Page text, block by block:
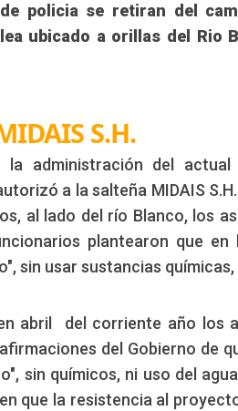
policia se retiran del
ubicado a orillas del Rio
S.H.
la administración del
a la salteña MIDAIS
al lado del río Blanco, los
plantearon que
sin usar sustancias
abril del corriente año los
del Gobierno de
sin químicos, ni uso del
que la resistencia al